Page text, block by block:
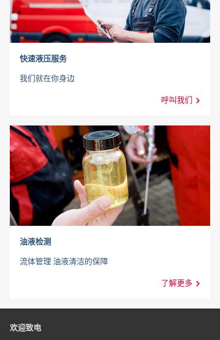
快速液压服务
我们就在你身边
呼叫我们
油液检测
流体管理 油液清洁的保障
了解更多
欢迎致电